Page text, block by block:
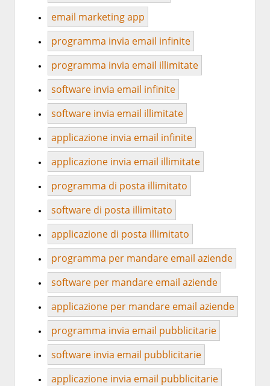
email marketing app
programma invia email infinite
programma invia email illimitate
software invia email infinite
software invia email illimitate
applicazione invia email infinite
applicazione invia email illimitate
programma di posta illimitato
software di posta illimitato
applicazione di posta illimitato
programma per mandare email aziende
software per mandare email aziende
applicazione per mandare email aziende
programma invia email pubblicitarie
software invia email pubblicitarie
applicazione invia email pubblicitarie